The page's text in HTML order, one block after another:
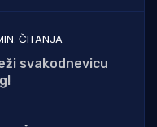
ČITANJA
svakodnevicu